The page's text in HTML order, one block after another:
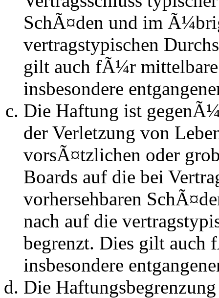
SchÃ¤den und im
vertragstypischen
gilt auch fÃ¼r
insbesondere
Die Haftung ist
der Verletzung von
vorsÃ¤tzlichen oder
Boards auf die bei
vorhersehbaren
nach auf die
begrenzt. Dies gilt auch
insbesondere
Die